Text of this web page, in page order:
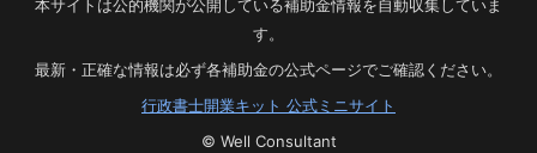
本サイトは公的機関が公開している補助金情報を自動収集していま
す。
最新・正確な情報は必ず各補助金の公式ページでご確認ください。
行政書士開業キット 公式ミニサイト
© Well Consultant